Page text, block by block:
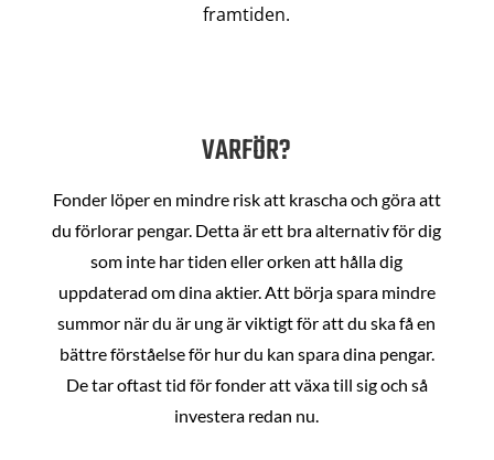
framtiden.
VARFÖR?
Fonder löper en mindre risk att krascha och göra att
du förlorar pengar. Detta är ett bra alternativ för dig
som inte har tiden eller orken att hålla dig
uppdaterad om dina aktier. Att börja spara mindre
summor när du är ung är viktigt för att du ska få en
bättre förståelse för hur du kan spara dina pengar.
De tar oftast tid för fonder att växa till sig och så
investera redan nu.